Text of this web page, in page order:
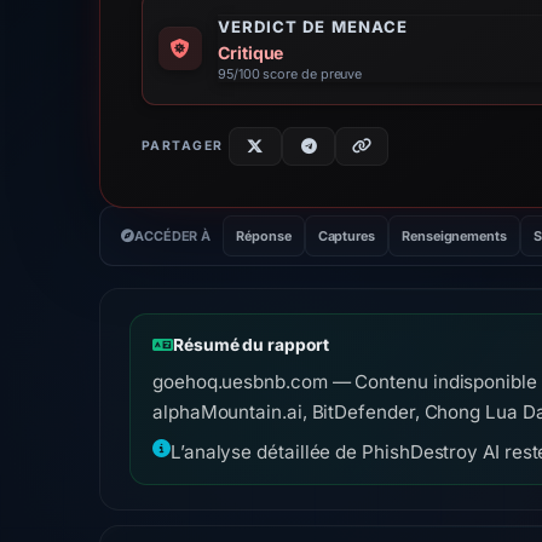
VERDICT DE MENACE
Critique
95/100 score de preuve
PARTAGER
ACCÉDER À Réponse Captures Renseignements
Résumé du rapport
goehoq.uesbnb.com — Contenu indisponible
alphaMountain.ai, BitDefender, Chong Lua
L’analyse détaillée de PhishDestroy AI